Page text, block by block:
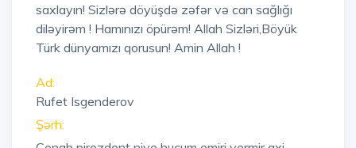
saxlayın! Sizlərə döyüşdə zəfər və can sağlığı
diləyirəm ! Hamınızı öpürəm! Allah Sizləri,Böyük
Türk dünyamızı qorusun! Amin Allah !
Ad:
Rufet Isgenderov
Şərh: